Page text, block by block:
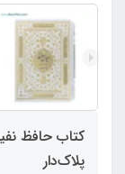
کتاب حافظ
پلاک‌دار